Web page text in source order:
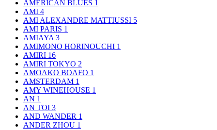
AMERICAN BLUES 1
AMI 4
AMI ALEXANDRE MATTIUSSI 5
AMI PARIS 1
AMIAYA3
AMIMONO HORINOUCHI 1
AMIRI 16
AMIRI TOKYO 2
AMOAKO BOAFO 1
AMSTERDAM 1
AMY WINEHOUSE 1
AN 1
AN TOI 3
AND WANDER 1
ANDER ZHOU 1